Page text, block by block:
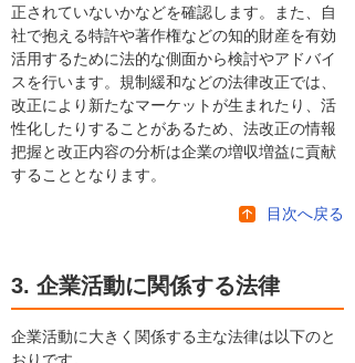
正されていないかなどを確認します。また、自
社で抱える特許や著作権などの知的財産を有効
活用するために法的な側面から検討やアドバイ
スを行います。規制緩和などの法律改正では、
改正により新たなマーケットが生まれたり、活
性化したりすることがあるため、法改正の情報
把握と改正内容の分析は企業の増収増益に貢献
することとなります。
目次へ戻る
3. 企業活動に関係する法律
企業活動に大きく関係する主な法律は以下のと